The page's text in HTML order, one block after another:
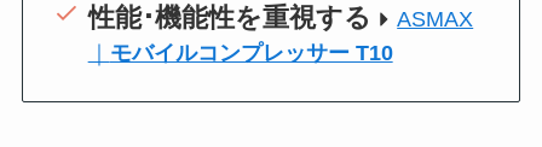
性能･機能性を重視する
ASMAX
モバイルコンプレッサー T10